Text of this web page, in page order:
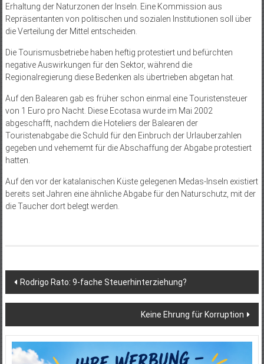
Erhaltung der Naturzonen der Inseln. Eine Kommission aus
Repräsentanten von politischen und sozialen Institutionen soll über
die Verteilung der Mittel entscheiden.
Die Tourismusbetriebe haben heftig protestiert und befürchten
negative Auswirkungen für den Sektor, während die
Regionalregierung diese Bedenken als übertrieben abgetan hat.
Auf den Balearen gab es früher schon einmal eine Touristensteuer
von 1 Euro pro Nacht. Diese Ecotasa wurde im Mai 2002
abgeschafft, nachdem die Hoteliers der Balearen der
Touristenabgabe die Schuld für den Einbruch der Urlauberzahlen
gegeben und vehememt für die Abschaffung der Abgabe protestiert
hatten.
Auf den vor der katalanischen Küste gelegenen Medas-Inseln existiert
bereits seit Jahren eine ähnliche Abgabe für den Naturschutz, mit der
die Taucher dort belegt werden.
Beitragsnavigation
Rodrigo Rato: 9-fache Steuerhinterziehung?
Keine Ehrung für Korruption